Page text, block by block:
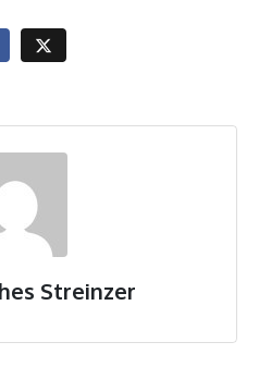
Streinzer